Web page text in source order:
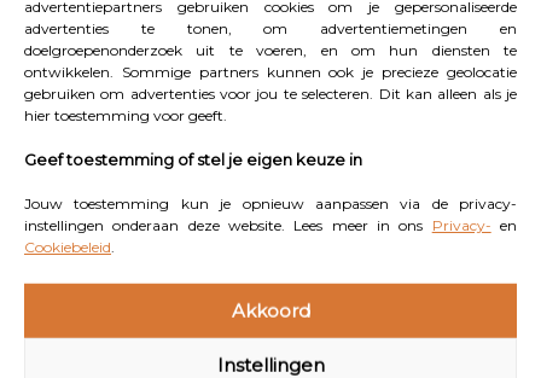
advertentiepartners gebruiken cookies om je gepersonaliseerde
advertenties te tonen, om advertentiemetingen en
doelgroepenonderzoek uit te voeren, en om hun diensten te
ontwikkelen. Sommige partners kunnen ook je precieze geolocatie
gebruiken om advertenties voor jou te selecteren. Dit kan alleen als je
hier toestemming voor geeft.
Geef toestemming of stel je eigen keuze in
Jouw toestemming kun je opnieuw aanpassen via de privacy-
instellingen onderaan deze website. Lees meer in ons Privacy- en
Cookiebeleid
Akkoord
Instellingen
je hoofd zijn al die prikkels hard werken.’ Ten slotte
adviseert ze: ‘Meet je niet aan mannen. Vrouwen
hebben een ander lichaam. Zoek naar je eigen
draagkracht in balans tussen werk en privé. Ik zie veel
vrouwen die vinden dat ze zichzelf moet handhaven in
een mannencultuur, maar blijf in je vrouwelijke kracht.
Dat is niet zwak, maar sterk.’